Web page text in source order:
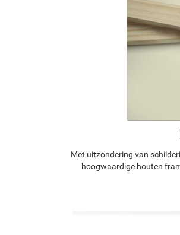
Met uitzondering van
hoogwaardige houten